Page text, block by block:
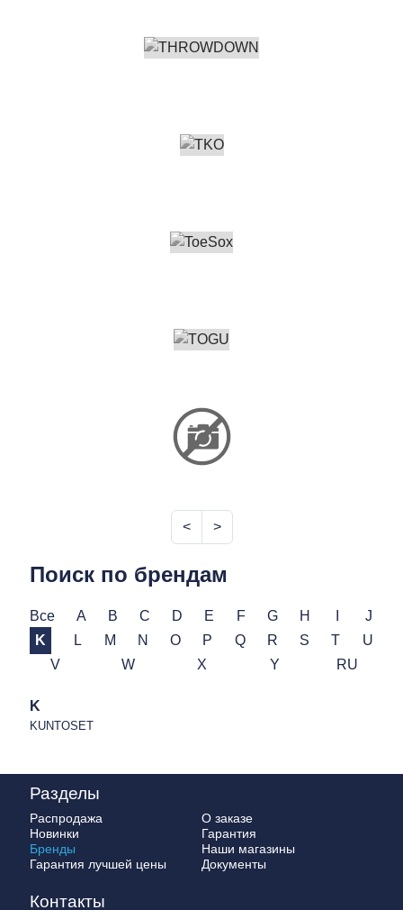
< >
Поиск по брендам
Все A B C D E F G H
J
K
L M N O P Q R S T
U
V
W X Y RU
K
KUNTOSET
Разделы
Распродажа
Новинки
Бренды
Гарантия лучшей цены
О заказе
Гарантия
Наши магазины
Документы
Контакты